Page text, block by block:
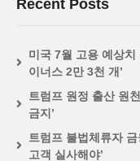
Recent Posts
미국 7월 고용 예상치
이너스 2만 3천 개’
트럼프 원정 출산 원
금지’
트럼프 불법체류자
고객 실사해야’